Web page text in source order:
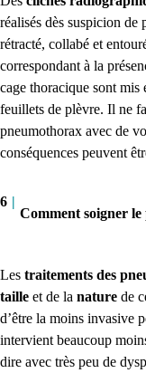
réalisés dès suspicion
rétracté, collabé et
correspondant à la
cage thoracique sont mis
feuillets de plèvre. Il ne
pneumothorax avec de
conséquences peuvent
6 |
Comment soigner
Les traitements des
taille et de la nature de
d’être la moins invasive
intervient beaucoup
dire avec très peu de